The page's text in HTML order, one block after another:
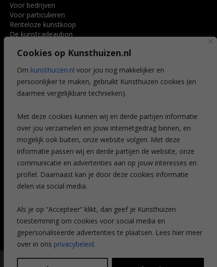
Cookies op Kunsthuizen.nl
Om kunsthuizen.nl voor jou nog makkelijker en
persoonlijker te maken, gebruikt Kunsthuizen cookies (en
daarmee vergelijkbare technieken).
Met deze cookies kunnen wij en derde partijen informatie
over jou verzamelen en jouw internetgedrag binnen, en
mogelijk ook buiten, onze website volgen. Met deze
informatie passen wij en derde partijen de website, onze
communicatie en advertenties aan op jouw interesses en
profiel. Daarnaast kan je door deze cookies informatie
delen via social media.
Als je op “Accepteer” klikt, dan geef je Kunsthuizen
toestemming om cookies voor social media en
gepersonaliseerde advertenties te plaatsen. Lees hier meer
over in ons privacybeleid.
Voor bedrijven
Voor particulieren
Renteloze kunstkoop
De kunstcadeaubon
Voordelen
Veelgestelde vragen
CONTACT
Leiden
Amsterdam
Breda
Favorieten
Mijn art alert
NIEUWSBRIEF
© Kunsthuizen 2026 All rights reserved | Disclaimer